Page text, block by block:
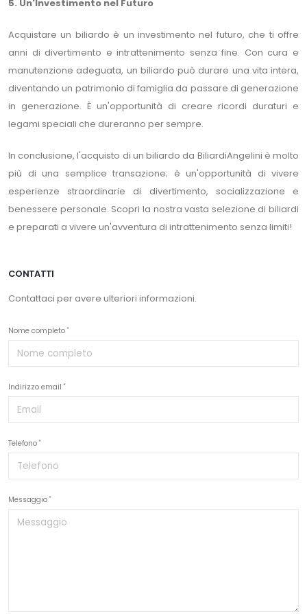
5. Un'Investimento nel Futuro
Acquistare un biliardo è un investimento nel futuro, che ti offre
anni di divertimento e intrattenimento senza fine. Con cura e
manutenzione adeguata, un biliardo può durare una vita intera,
diventando un patrimonio di famiglia da passare di generazione
in generazione. È un'opportunità di creare ricordi duraturi e
legami speciali che dureranno per sempre.
In conclusione, l'acquisto di un biliardo da BiliardiAngelini è molto
più di una semplice transazione; è un'opportunità di vivere
esperienze straordinarie di divertimento, socializzazione e
benessere personale. Scopri la nostra vasta selezione di biliardi
e preparati a vivere un'avventura di intrattenimento senza limiti!
CONTATTI
Contattaci per avere ulteriori informazioni.
Nome completo
Indirizzo email
Telefono
Messaggio